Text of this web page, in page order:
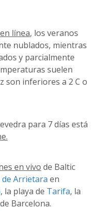
en línea, los veranos
nublados, mientras
y parcialmente
suelen
son inferiores a 2 C o
para 7 días está
en vivo de Baltic
de Arrietara en
, la playa de Tarifa, la
de Barcelona.